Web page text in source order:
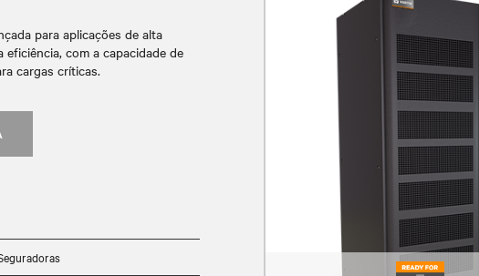
para aplicações de alta
com a capacidade de
cargas críticas.